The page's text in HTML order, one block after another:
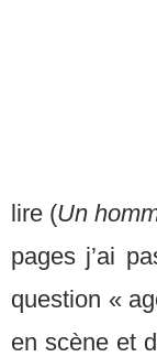
lire (Un
pages j’ai
question «
en scène et